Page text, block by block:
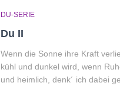
DU-SERIE
Du II
Wenn die Sonne ihre Kraft
kühl und dunkel wird, wenn
und heimlich, denk´ ich dabei